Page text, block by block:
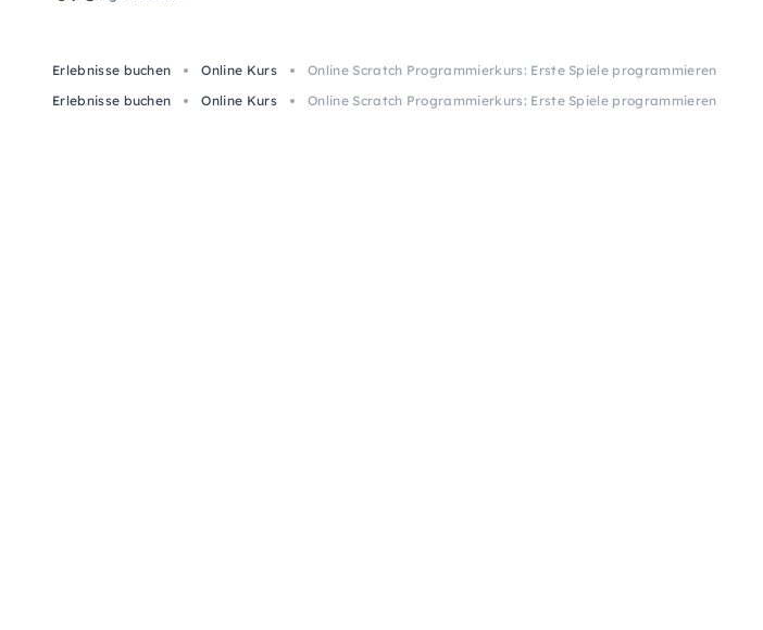
Erlebnisse buchen Online Kurs
Online Scratch Programmierkurs: Erste Spiele programmieren
Erlebnisse buchen
Online Kurs Online Scratch Programmierkurs: Erste Spiele programmieren